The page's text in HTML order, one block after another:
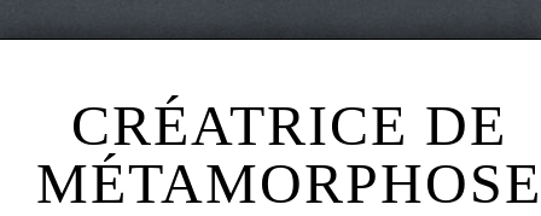
CRÉATRICE DE
MÉTAMORPHOSE